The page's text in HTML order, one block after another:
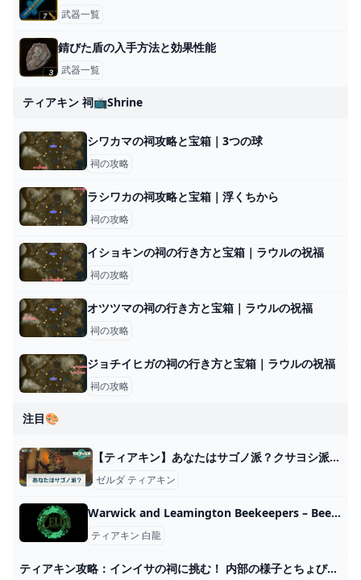
武器一覧
錆びた盾の入手方法と効果性能
武器一覧
ティアキン 祠📺shrine
シワカマの祠攻略と宝箱｜3つの球
祠の攻略
ラシワカの祠攻略と宝箱｜浮くちから
祠の攻略
イショキンの祠の行き方と宝箱｜ラウルの祝福
祠の攻略
オツツマの祠の行き方と宝箱｜ラウルの祝福
祠の攻略
ジョチイヒガの祠の行き方と宝箱｜ラウルの祝福
祠の攻略
注目🎨
【ティアキン】あなたはサゴノ派？クサヨシ派？の攻略と報酬【ゼルダの伝説ティアーズオブザキングダム】 - 神ゲー攻略
ゼルダ ティアキン
Warwick and Leamington Beekeepers – Beekeeping in Leamington and Warwick
ティアキン 白龍
ティアキン攻略：インイサの祠に挑む！ 内部の様子とちょびっとヒントを伝授【ゼルダ ティアーズ オブ ザ キングダム日記＃15】 - 電撃オンライン